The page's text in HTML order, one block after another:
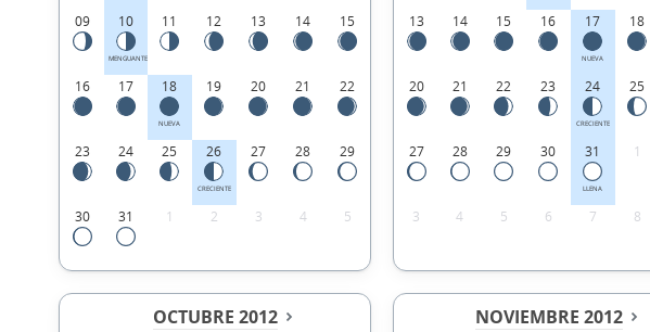
09 10
MENGUANTE
11 12 13 14 15
16 17 18
NUEVA
19 20 21 22
23 24 25 26
CRECIENTE
27 28 29
30 31 1 2 3 4 5
13 14 15 16 17
NUEVA
18
20 21 22 23 24
CRECIENTE
25
27 28 29 30 31
LLENA
1
3 4 5 6 7 8
OCTUBRE 2012 NOVIEMBRE 2012